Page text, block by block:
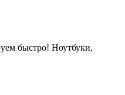
быстро! Ноутбуки,